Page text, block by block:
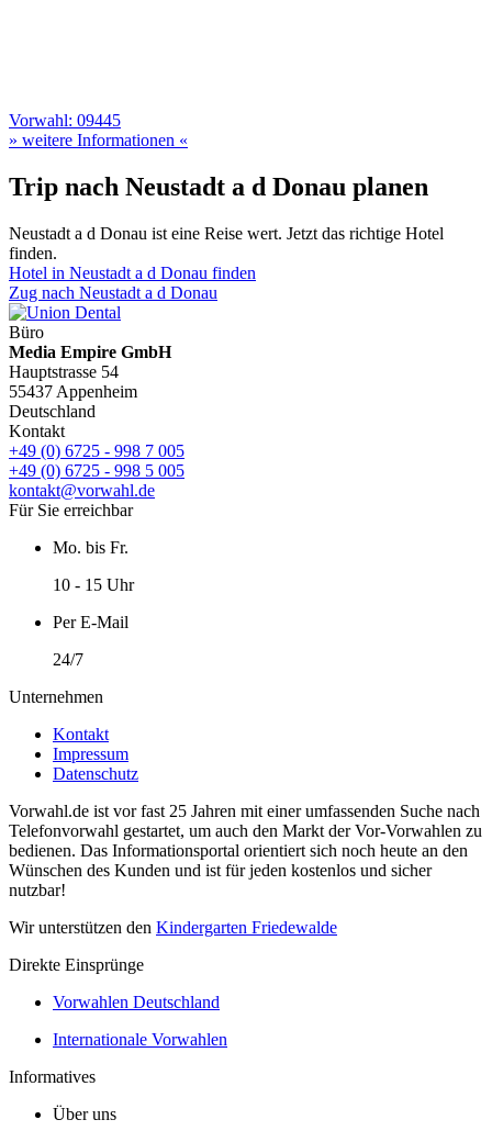
Vorwahl: 09445
» weitere Informationen «
Trip nach Neustadt a d Donau planen
Neustadt a d Donau ist eine Reise wert. Jetzt das richtige Hotel
finden.
Hotel in Neustadt a d Donau finden
Zug nach Neustadt a d Donau
Büro
Media Empire GmbH
Hauptstrasse 54
55437 Appenheim
Deutschland
Kontakt
+49 (0) 6725 - 998 7 005
+49 (0) 6725 - 998 5 005
kontakt@vorwahl.de
Für Sie erreichbar
Mo. bis Fr.
10 - 15 Uhr
Per E-Mail
24/7
Unternehmen
Kontakt
Impressum
Datenschutz
Vorwahl.de ist vor fast 25 Jahren mit einer umfassenden Suche nach
Telefonvorwahl gestartet, um auch den Markt der Vor-Vorwahlen zu
bedienen. Das Informationsportal orientiert sich noch heute an den
Wünschen des Kunden und ist für jeden kostenlos und sicher
nutzbar!
Wir unterstützen den Kindergarten Friedewalde
Direkte Einsprünge
Vorwahlen Deutschland
Internationale Vorwahlen
Informatives
Über uns